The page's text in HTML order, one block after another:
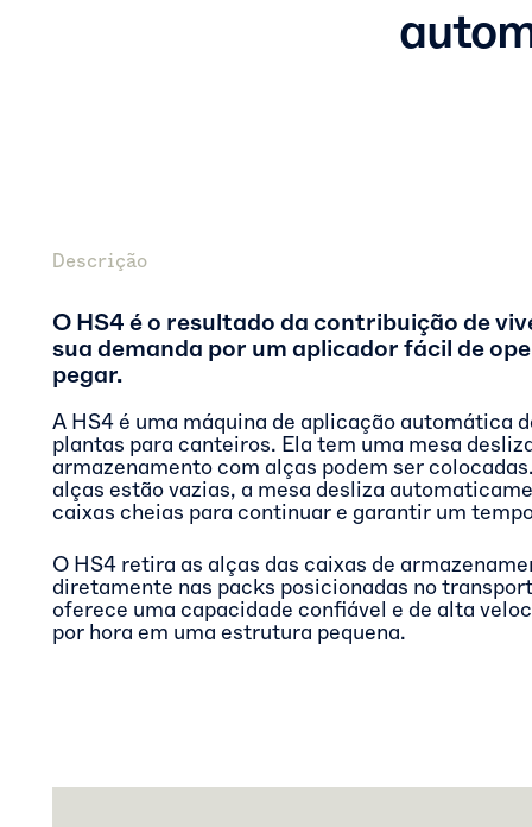
Descrição
O HS4 é o resultado da contribuição de
sua demanda por um aplicador fácil de
pegar.
A HS4 é uma máquina de aplicação automática
plantas para canteiros. Ela tem uma mesa
armazenamento com alças podem ser
alças estão vazias, a mesa desliza
caixas cheias para continuar e garantir um
O HS4 retira as alças das caixas de
diretamente nas packs posicionadas no
oferece uma capacidade confiável e de alta
por hora em uma estrutura pequena.